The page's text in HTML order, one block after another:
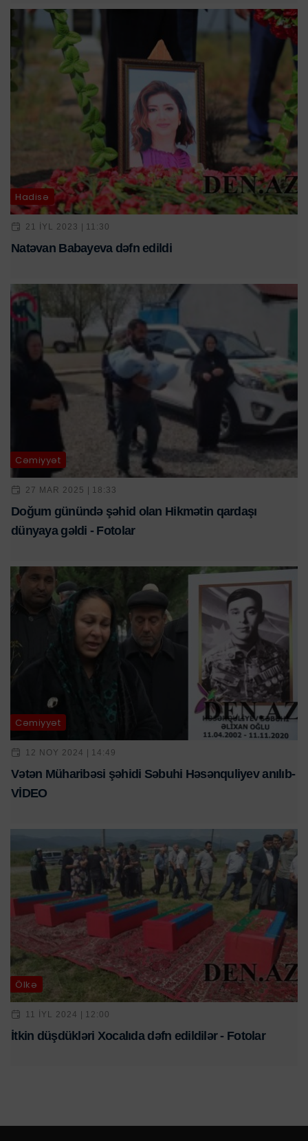
Hadisə
21 IYL 2023 | 11:30
Natəvan Babayeva dəfn edildi
Cəmiyyət
27 MAR 2025 | 18:33
Doğum günündə şəhid olan Hikmətin qardaşı
dünyaya gəldi - Fotolar
Cəmiyyət
12 NOY 2024 | 14:49
Vətən Müharibəsi şəhidi Səbuhi Həsənquliyev anılıb-
VİDEO
Ölkə
11 IYL 2024 | 12:00
İtkin düşdükləri Xocalıda dəfn edildilər - Fotolar